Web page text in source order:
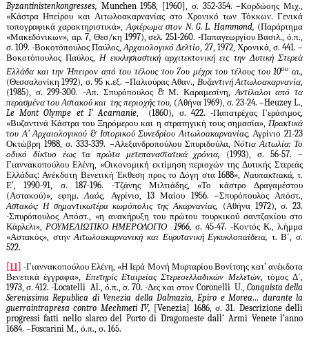
Byzantinistenkongresses, Munchen1958, [1960], σ. 352-354. –Κορδώοης Μιχ.,
«Κάστρα Ηπείρου και Αιτωλοακαρνανίας στο Χρονικό των Τόκκων. Γενικά
τοπογραφικά χαρακτηριστικά»,Αφιέ­ρωμα στον Ν. G.L. Hammond, (Παράρτημα
«Μακεδόνικων», αρ. 7, Θεσ/κη 1997), σελ. 251-260. -Παπαγεωργίου Βασιλ., ό.π.,
σ. 109. -Βοκοτόπουλος Παύλος,Αρχαιολογικό Δελτίο, 27, 1972, Χρονικά, σ. 441. –
Βοκοτόπουλος Παύλος,Η εκκλησιαστική αρχιτεκτονική εις την Δυτική Στερεά
Ελλάδα και την Ήπειρον από του τέλους του 7ου μέχρι του τέλους του 10ου αι.,
(Θεσσαλονίκη 1992), σ. 95 κ.εξ. –Παλιούρας Αθαν., Βυζαντινή Αιτωλοακαρνανία
(1985), σ. 299-300. -Απ. Σπυρόπουλος & Μ. Καραμεσίνη, Αντίλαλοι από τα
περασμένα του Αστακού και της πε­ριοχής του, (Αθήνα 1969), σ. 23-24. –HeuzeyL.,
Le Mont Olympe et I' Acarnanie, (1860), σ. 422. -Παπατρέχας Γεράσιμος,
«Βυζαντινά Κάστρα του Ξηρόμερου και η στρατηγική τους σημασία», Πρα­κτικά
του Α' Αρχαιολογικού & Ιστορικού Συνεδρίου Αιτωλοακαρνανίας, Αγρίνιο 21-23
Οκτώβρη 1988, σ. 333-339. –Αλεξανδροπούλου Σπυριδούλα, Νότια Αιτωλία: Το
οδικό δίκτυο έως τα πρώτα μετεπαναστατικά χρόνια, (1993), σ. 56-57. –
Γιαννακοπούλου Ελένη, «Οικονομική εκτίμηση περιο­χών της Δυτικής Στερεάς
Ελλάδας: Ανέκδοτη Βενετική Έκθεση προς το Δόγη στα 1688», Ναυπακτιακά, τ.
Ε', 1990-91, σ. 187-196. -Τζάνης Μιλτιάδης, «Το κάστρο Δραγαμέστου
(Αστακού)», εφημ.Λαός, Αγρίνιο, 13 Μαίου 1956. –Σπυρόπουλος Απόστ.,
Αστακός: Η σημαντικωτέρα κωμόπολις της Ακαρνανίας, (Αθήνα 1972), σ. 23.
-Σπυρόπουλος Απόστ., «η ανακήρυξη του πρώτου τουρκικού σαντζακίου στο
Κάρλελι», ΡΟΥΜΕΛΙΩΤΙΚΟ ΗΜΕΡΟΛΟΓΙΟ 1966,σ. 45-47. -Κοντός Κ., λ.ήμμα
«Αστακός», στηνΑιτωλοακαρνανική και Ευρυτανική Εγκυκλοπαίδεια, τ. Β΄, σ.
522.
[11] -Γιαννακοπούλου Ελένη, «Η Ιερά Μονή Μυρταρίου Βονίτσης κατ’ ανέκδοτα
Βενετικά έγγραφα», Επετηρίς Εταιρείας Στερεοελλαδικών Μελετών, τόμος Δ΄,
1973, σ. 412. -Locatelli Al., ό.π., σ. 70. -Δες και στον Coronelli U., Conquista della
Serenissima Republica di Venezia della Dalmazia,Epiro e Morea… durante la
guerraintrapresa contro Mechmeti IV, [Venezia] 1686, σ. 31. Descrizione delli
progressi fatti nello slarco del Porto di Dragomeste dall’ Armi Venete l’anno
1684. –Foscarini M., ό.π., σ. 165.